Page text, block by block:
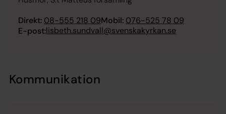
Direkt: 08-555 218 09Mobil: 076-525 78 09
E-post:lisbeth.sundvall@svenskakyrkan.se
Kommunikation